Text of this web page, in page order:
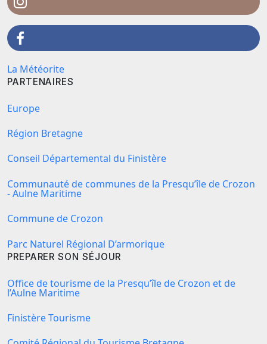
La Météorite
PARTENAIRES
Europe
Région Bretagne
Conseil Départemental du Finistère
Communauté de communes de la Presqu’île de Crozon
- Aulne Maritime
Commune de Crozon
Parc Naturel Régional D’armorique
PREPARER SON SÉJOUR
Office de tourisme de la Presqu’île de Crozon et de
l’Aulne Maritime
Finistère Tourisme